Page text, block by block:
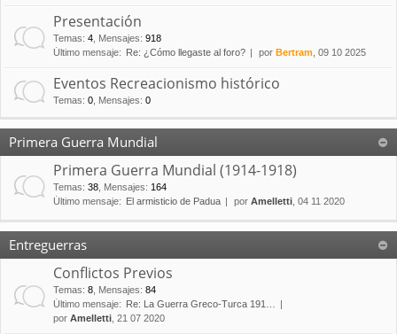
Presentación
Temas: 4 Mensajes: 918
Último mensaje:
Re: ¿Cómo llegaste al foro? por Bertram , 09 10 2025
Eventos Recreacionismo histórico
Temas: 0 Mensajes: 0
Primera Guerra Mundial
Primera Guerra Mundial (1914-1918)
Temas: 38 Mensajes: 164
Último mensaje:
El armisticio de Padua por Amelletti , 04 11 2020
Entreguerras
Conflictos Previos
Temas: 8 Mensajes: 84
Último mensaje:
Re: La Guerra Greco-Turca 191…
por Amelletti , 21 07 2020